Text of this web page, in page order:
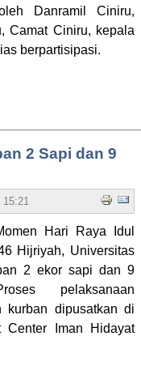
Danramil Ciniru,
Camat Ciniru, kepala
berpartisipasi.
2 Sapi dan 9
Written by Admin
Hari Raya Idul
Hijriyah, Universitas
2 ekor sapi dan 9
pelaksanaan
kurban dipusatkan di
Center Iman Hidayat